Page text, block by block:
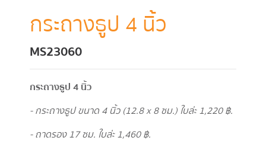
กระถางธูป 4 นิ้ว
MS23060
กระถางธูป 4 นิ้ว
- กระถางธูป ขนาด 4 นิ้ว (12.8 x 8 ซม.) ใบล่ะ 1,220 ฿.
- ถาดรอง 17 ซม. ใบล่ะ 1,460 ฿.